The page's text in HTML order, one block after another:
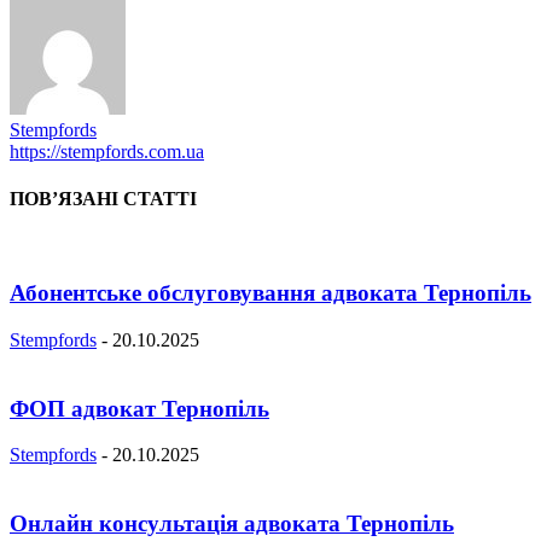
Stempfords
https://stempfords.com.ua
ПОВ’ЯЗАНІ СТАТТІ
Абонентське обслуговування адвоката Тернопіль
Stempfords - 20.10.2025
ФОП адвокат Тернопіль
Stempfords - 20.10.2025
Онлайн консультація адвоката Тернопіль